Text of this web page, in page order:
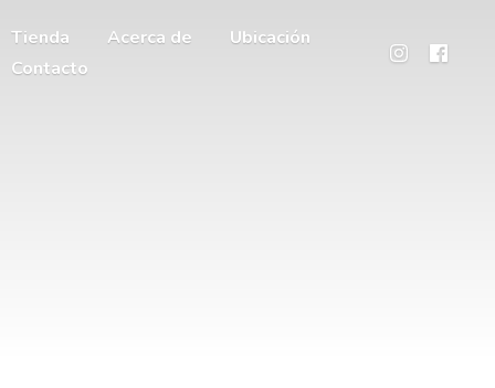
Tienda Acerca de
Ubicación
Contacto